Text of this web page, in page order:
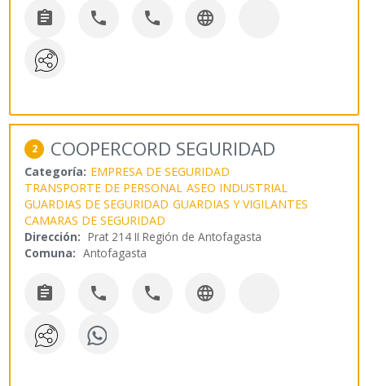
   
2 COOPERCORD SEGURIDAD
Categoría: EMPRESA DE SEGURIDAD
TRANSPORTE DE PERSONAL ASEO INDUSTRIAL
GUARDIAS DE SEGURIDAD GUARDIAS Y VIGILANTES
CAMARAS DE SEGURIDAD
Dirección: Prat 214 II Región de Antofagasta
Comuna: Antofagasta
   